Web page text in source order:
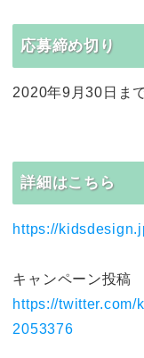
応募締め切り
2020年9月30日ま
詳細はこちら
https://
キャンペーン投稿
https://
2053376